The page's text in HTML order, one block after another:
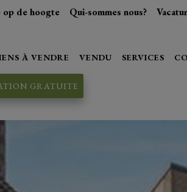
op de hoogte Qui-sommes nous?
À VENDRE VENDU SERVICES
GRATUITE